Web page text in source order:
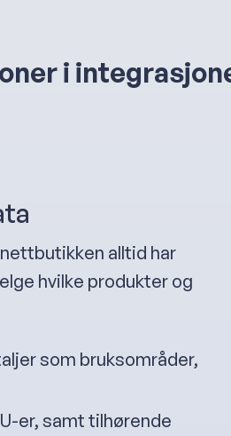
i
alltid har
hvilke produkter og
som bruksområder,
er, samt tilhørende